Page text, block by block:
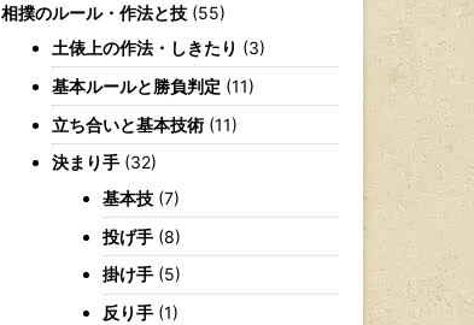
相撲のルール・作法と技 (55)
土俵上の作法・しきたり (3)
基本ルールと勝負判定 (11)
立ち合いと基本技術 (11)
決まり手 (32)
基本技 (7)
投げ手 (8)
掛け手 (5)
反り手 (1)